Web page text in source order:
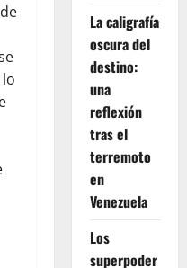
La caligrafía
oscura del
destino:
una
reflexión
tras el
terremoto
en
Venezuela
Los
superpoder